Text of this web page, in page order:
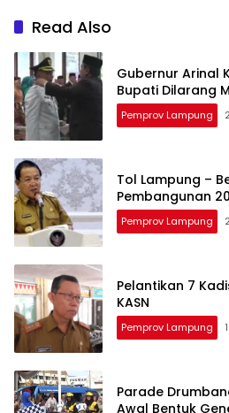
Read Also
Gubernur Arinal
Bupati Dilarang
Pemprov Lampung
Tol Lampung –
Pembangunan
Pemprov Lampung
Pelantikan 7
KASN
Pemprov Lampung
Parade
Awal Bentuk